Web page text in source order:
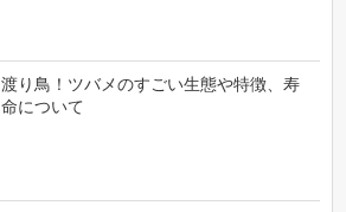
渡り鳥！ツバメのすごい生態や特徴、寿
命について